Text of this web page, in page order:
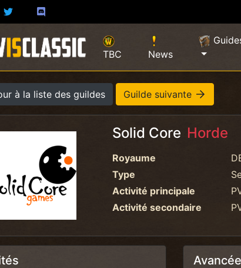
TBC News
à la liste des guildes Guilde suivante
Solid Core Horde
Royaume
Type
Activité principale
Activité secondaire